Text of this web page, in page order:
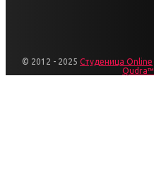
© 2012 - 2025 Студеница Online
Qudra™